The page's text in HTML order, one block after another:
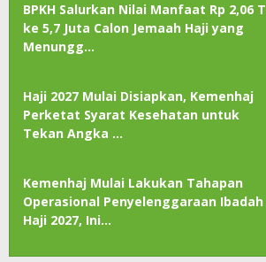
BPKH Salurkan Nilai Manfaat Rp 2,06 T
ke 5,7 Juta Calon Jemaah Haji yang
Menungg…
Haji 2027 Mulai Disiapkan, Kemenhaj
Perketat Syarat Kesehatan untuk
Tekan Angka …
Kemenhaj Mulai Lakukan Tahapan
Operasional Penyelenggaraan Ibadah
Haji 2027, Ini…